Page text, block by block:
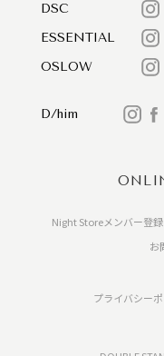
DSC
ESSENTIAL
OSLOW
D/him
Night Storeメンバー登録
お
プライバシー